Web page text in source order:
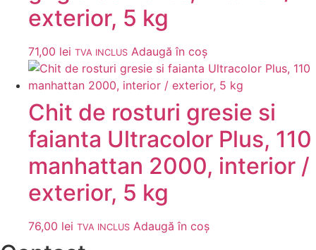
exterior, 5 kg
71,00 lei TVA INCLUS Adaugă în coș
Chit de rosturi gresie si
faianta Ultracolor Plus, 110
manhattan 2000, interior /
exterior, 5 kg
76,00 lei TVA INCLUS Adaugă în coș